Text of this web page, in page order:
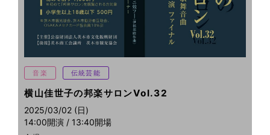
音楽 伝統芸能
横山佳世子の邦楽サロンVol.32
2025/03/02 (日)
14:00開演 / 13:40開場